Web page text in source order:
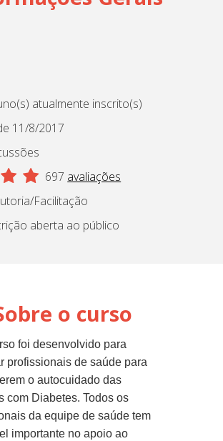
atualmente inscrito(s)
11/8/2017
697 avaliações
Facilitação
aberta ao público
o curso
foi desenvolvido para
profissionais de saúde para
o autocuidado das
com Diabetes. Todos os
da equipe de saúde tem
importante no apoio ao